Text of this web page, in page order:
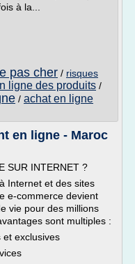
à la...
pas cher / risques
ligne des produits /
/ achat en ligne
en ligne - Maroc
SUR INTERNET ?
Internet et des sites
e-commerce devient
vie pour des millions
sont multiples :
et exclusives